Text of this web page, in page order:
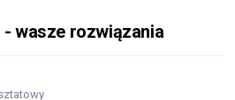
wasze rozwiązania